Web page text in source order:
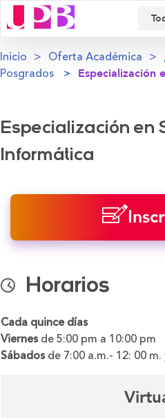
Inicio Oferta Académica
Posgrados
Especialización
Especialización en
Informática
Horarios
Cada quince días
Viernes de 5:00 pm a 10:00 pm
Sábados de 7:00 a.m.- 12: 00